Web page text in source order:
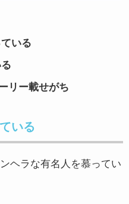
いる
リー載せがち
いる
ヘラな有名人を慕ってい